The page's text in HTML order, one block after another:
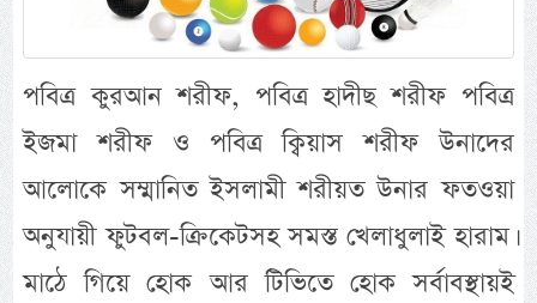
পবিত্র কুরআন শরীফ, পবিত্র হাদীছ শরীফ পবিত্র
ইজমা শরীফ ও পবিত্র ক্বিয়াস শরীফ উনাদের
আলোকে সম্মানিত ইসলামী শরীয়ত উনার ফতওয়া
অনুযায়ী ফুটবল-ক্রিকেটসহ সমস্ত খেলাধুলাই হারাম।
মাঠে গিয়ে হোক আর টিভিতে হোক সর্বাবস্থায়ই